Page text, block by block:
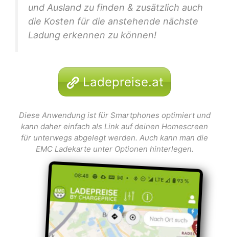
und Ausland zu finden & zusätzlich auch
die Kosten für die anstehende nächste
Ladung erkennen zu können!
Ladepreise.at
Diese Anwendung ist für Smartphones optimiert und
kann daher einfach als Link auf deinen Homescreen
für unterwegs abgelegt werden. Auch kann man die
EMC Ladekarte unter Optionen hinterlegen.